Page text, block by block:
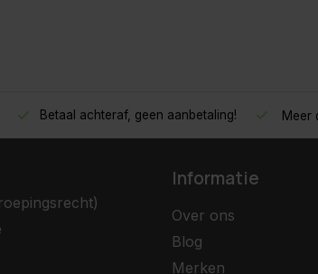
Betaal achteraf, geen aanbetaling! Meer
Informatie
Over ons
Blog
Merken